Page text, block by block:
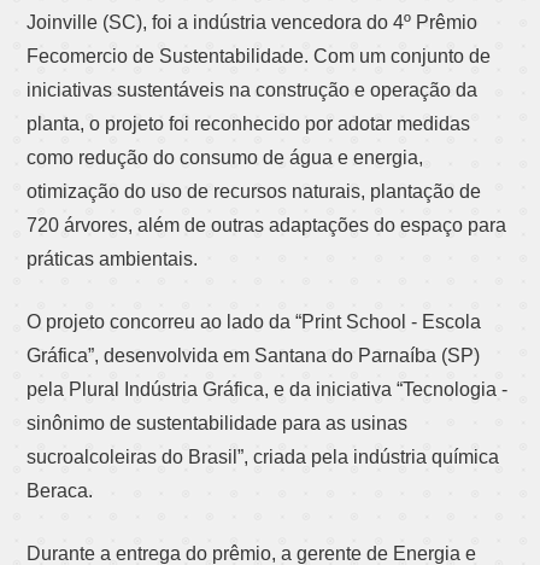
Joinville (SC), foi a indústria vencedora do 4º Prêmio
Fecomercio de Sustentabilidade. Com um conjunto de
iniciativas sustentáveis na construção e operação da
planta, o projeto foi reconhecido por adotar medidas
como redução do consumo de água e energia,
otimização do uso de recursos naturais, plantação de
720 árvores, além de outras adaptações do espaço para
práticas ambientais.
O projeto concorreu ao lado da “Print School - Escola
Gráfica”, desenvolvida em Santana do Parnaíba (SP)
pela Plural Indústria Gráfica, e da iniciativa “Tecnologia -
sinônimo de sustentabilidade para as usinas
sucroalcoleiras do Brasil”, criada pela indústria química
Beraca.
Durante a entrega do prêmio, a gerente de Energia e